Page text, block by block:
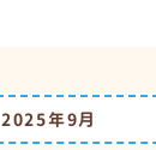
2025年9月